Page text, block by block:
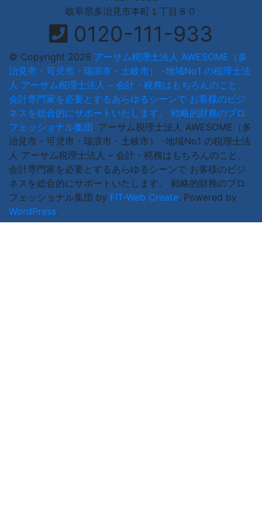
岐阜県多治見市本町１丁目８０
0120-111-933
© Copyright 2026 アーサム税理士法人 AWESOME（多
治見市・可児市・瑞浪市・土岐市） -地域No1 の税理士法
人 アーサム税理士法人 – 会計・税務はもちろんのこと、
会計専門家を必要とするあらゆるシーンで お客様のビジ
ネスを総合的にサポートいたします。 戦略的財務のプロ
フェッショナル集団. アーサム税理士法人 AWESOME（多
治見市・可児市・瑞浪市・土岐市） -地域No1 の税理士法
人 アーサム税理士法人 – 会計・税務はもちろんのこと、
会計専門家を必要とするあらゆるシーンで お客様のビジ
ネスを総合的にサポートいたします。 戦略的財務のプロ
フェッショナル集団 by FIT-Web Create. Powered by
WordPress.